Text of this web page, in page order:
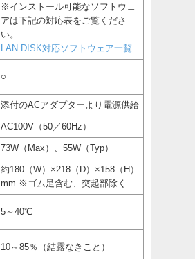
※インストール可能なソフトウェ
アは下記の対応表をご覧くださ
い。
LAN DISK対応ソフトウェア一覧
○
添付のACアダプターより電源供給
AC100V（50／60Hz）
73W（Max）、55W（Typ）
約180（W）×218（D）×158（H）
mm ※ゴム足含む、突起部除く
5～40℃
10～85％（結露なきこと）